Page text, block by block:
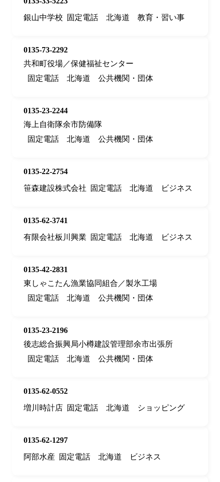
銀山中学校
固定電話 北海道 教育・習い事
0135-73-2292
共和町役場／保健福祉センター
固定電話
北海道 公共機関・団体
0135-23-2244
海上自衛隊余市防備隊
固定電話
北海道 公共機関・団体
0135-22-2754
笹森建設株式会社
固定電話 北海道 ビジネス
0135-62-3741
有限会社板川興業
固定電話 北海道 ビジネス
0135-42-2831
東しゃこたん漁業協同組合／製氷工場
固定電話
北海道 公共機関・団体
0135-23-2196
後志総合振興局小樽建設管理部余市出張所
固定電話
北海道 公共機関・団体
0135-62-0552
増川時計店 固定電話 北海道 ショッピング
0135-62-1297
阿部水産 固定電話 北海道 ビジネス